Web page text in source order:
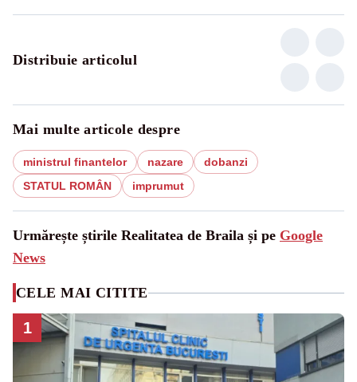
Distribuie articolul
Mai multe articole despre
ministrul finantelor nazare
dobanzi
STATUL ROMÂN
imprumut
Urmărește știrile Realitatea de Braila și pe Google
News
CELE MAI CITITE
1